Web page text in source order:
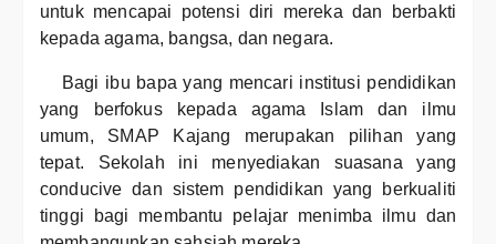
untuk mencapai potensi diri mereka dan berbakti
kepada agama, bangsa, dan negara.
Bagi ibu bapa yang mencari institusi pendidikan
yang berfokus kepada agama Islam dan ilmu
umum, SMAP Kajang merupakan pilihan yang
tepat. Sekolah ini menyediakan suasana yang
conducive dan sistem pendidikan yang berkualiti
tinggi bagi membantu pelajar menimba ilmu dan